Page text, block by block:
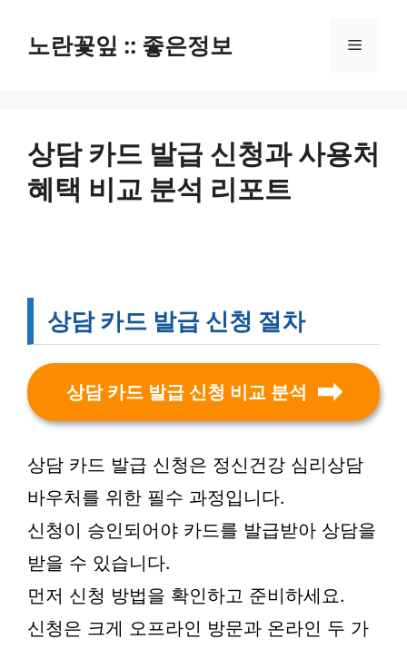
노란꽃잎 :: 좋은정보 메
상담 카드 발급 신청과 사용처
혜택 비교 분석 리포트
상담 카드 발급 신청 절차
상담 카드 발급 신청 비교 분석
상담 카드 발급 신청은 정신건강 심리상담
바우처를 위한 필수 과정입니다.
신청이 승인되어야 카드를 발급받아 상담을
받을 수 있습니다.
먼저 신청 방법을 확인하고 준비하세요.
신청은 크게 오프라인 방문과 온라인 두 가